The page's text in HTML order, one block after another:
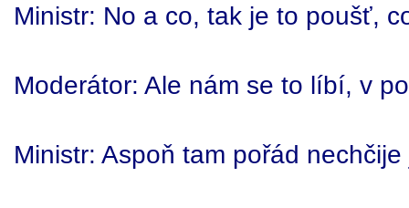
Ministr: No a co, tak je to poušť,
Moderátor: Ale nám se to líbí, v
Ministr: Aspoň tam pořád